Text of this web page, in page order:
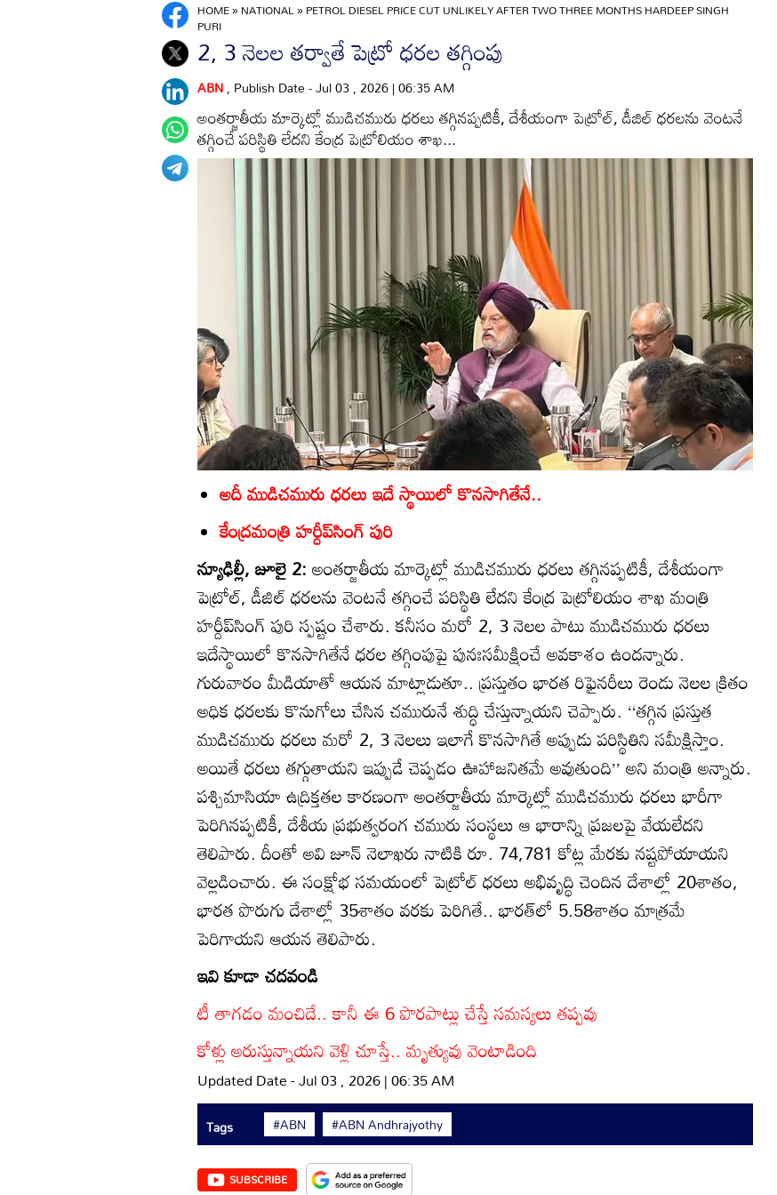
HOME»NATIONAL»PETROL DIESEL PRICE CUT UNLIKELY AFTER TWO THREE MONTHS HARDEEP SINGH
PURI
2, 3 నెలల తర్వాతే పెట్రో ధరల తగ్గింపు
ABN, Publish Date - Jul 03 , 2026 | 06:35 AM
అంతర్జాతీయ మార్కెట్లో ముడిచమురు ధరలు తగ్గినప్పటికీ, దేశీయంగా పెట్రోల్‌, డీజిల్‌ ధరలను వెంటనే
తగ్గించే పరిస్థితి లేదని కేంద్ర పెట్రోలియం శాఖ...
అదీ ముడిచమురు ధరలు ఇదే స్థాయిలో కొనసాగితేనే..
కేంద్రమంత్రి హర్దీప్‌సింగ్‌ పురి
న్యూఢిల్లీ, జూలై 2:అంతర్జాతీయ మార్కెట్లో ముడిచమురు ధరలు తగ్గినప్పటికీ, దేశీయంగా
పెట్రోల్‌, డీజిల్‌ ధరలను వెంటనే తగ్గించే పరిస్థితి లేదని కేంద్ర పెట్రోలియం శాఖ మంత్రి
హర్దీప్‌సింగ్‌ పురి స్పష్టం చేశారు. కనీసం మరో 2, 3 నెలల పాటు ముడిచమురు ధరలు
ఇదేస్థాయిలో కొనసాగితేనే ధరల తగ్గింపుపై పునఃసమీక్షించే అవకాశం ఉందన్నారు.
గురువారం మీడియాతో ఆయన మాట్లాడుతూ.. ప్రస్తుతం భారత రిఫైనరీలు రెండు నెలల క్రితం
అధిక ధరలకు కొనుగోలు చేసిన చమురునే శుద్ధి చేస్తున్నాయని చెప్పారు. ‘‘తగ్గిన ప్రస్తుత
ముడిచమురు ధరలు మరో 2, 3 నెలలు ఇలాగే కొనసాగితే అప్పుడు పరిస్థితిని సమీక్షిస్తాం.
అయితే ధరలు తగ్గుతాయని ఇప్పుడే చెప్పడం ఊహాజనితమే అవుతుంది’’ అని మంత్రి అన్నారు.
పశ్చిమాసియా ఉద్రిక్తతల కారణంగా అంతర్జాతీయ మార్కెట్లో ముడిచమురు ధరలు భారీగా
పెరిగినప్పటికీ, దేశీయ ప్రభుత్వరంగ చమురు సంస్థలు ఆ భారాన్ని ప్రజలపై వేయలేదని
తెలిపారు. దీంతో అవి జూన్‌ నెలాఖరు నాటికి రూ. 74,781 కోట్ల మేరకు నష్టపోయాయని
వెల్లడించారు. ఈ సంక్షోభ సమయంలో పెట్రోల్‌ ధరలు అభివృద్ధి చెందిన దేశాల్లో 20శాతం,
భారత పొరుగు దేశాల్లో 35శాతం వరకు పెరిగితే.. భారత్‌లో 5.58శాతం మాత్రమే
పెరిగాయని ఆయన తెలిపారు.
ఇవి కూడా చదవండి
టీ తాగడం మంచిదే.. కానీ ఈ 6 పొరపాట్లు చేస్తే సమస్యలు తప్పవు
కోళ్లు అరుస్తున్నాయని వెళ్లి చూస్తే.. మృత్యువు వెంటాడింది
Updated Date - Jul 03 , 2026 | 06:35 AM
Tags #ABN #ABN Andhrajyothy
SUBSCRIBE